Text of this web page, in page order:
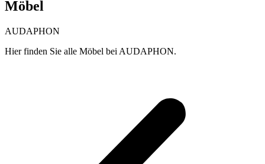
Möbel
AUDAPHON
Hier finden Sie alle Möbel bei AUDAPHON.